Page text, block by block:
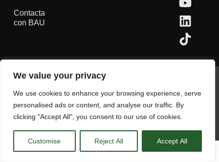
We value your privacy
We use cookies to enhance your browsing experience, serve
personalised ads or content, and analyse our traffic. By
clicking "Accept All", you consent to our use of cookies.
Customise Reject All Accept All
Contacta
con BAU
BAU, Centro Universitario de Artes y Diseño de Barcelona.
Copyright © Todos los derechos reservados.
CA ES EN( IN)